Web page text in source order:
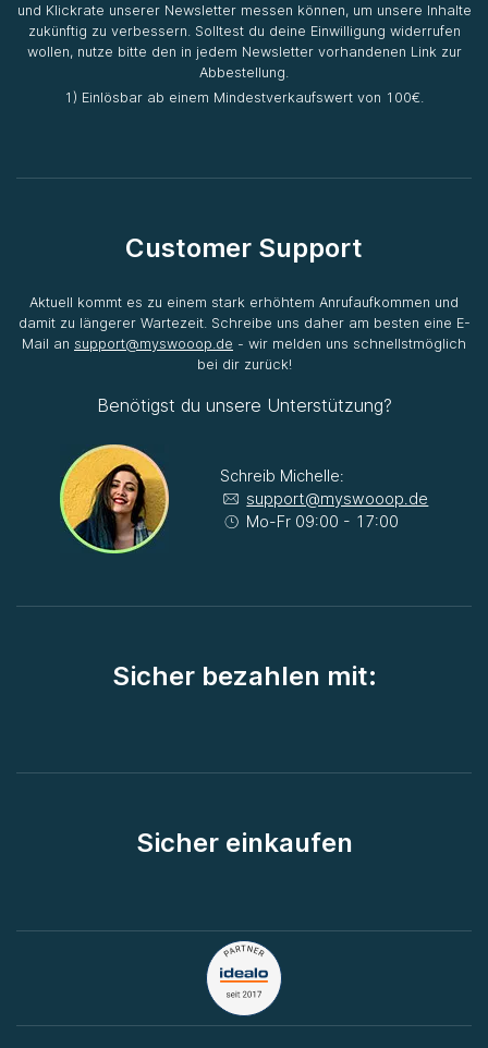
und Klickrate unserer Newsletter messen können, um unsere Inhalte
zukünftig zu verbessern. Solltest du deine Einwilligung widerrufen
wollen, nutze bitte den in jedem Newsletter vorhandenen Link zur
Abbestellung.
1) Einlösbar ab einem Mindestverkaufswert von 100€.
Customer Support
Aktuell kommt es zu einem stark erhöhtem Anrufaufkommen und
damit zu längerer Wartezeit. Schreibe uns daher am besten eine E-
Mail an support@myswooop.de - wir melden uns schnellstmöglich
bei dir zurück!
Benötigst du unsere Unterstützung?
Schreib Michelle:
support@myswooop.de
Mo-Fr 09:00 - 17:00
Sicher bezahlen mit:
Sicher einkaufen